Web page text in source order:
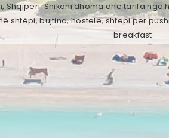
Shqipëri. Shikoni dhoma dhe tarifa
shtëpi, bujtina, hostele, shtepi per
breakfast.